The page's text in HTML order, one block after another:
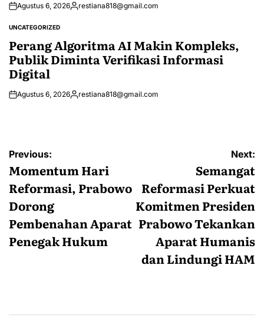
Agustus 6, 2026Posted
restiana818@gmail.com
POSTED
UNCATEGORIZED
Perang Algoritma AI Makin Kompleks,
Publik Diminta Verifikasi Informasi
Digital
Agustus 6, 2026Posted
restiana818@gmail.com
Navigasi
pos
Previous:
Momentum Hari
Reformasi, Prabowo
Dorong
Pembenahan Aparat
Penegak Hukum
Next:
Semangat
Reformasi Perkuat
Komitmen Presiden
Prabowo Tekankan
Aparat Humanis
dan Lindungi HAM